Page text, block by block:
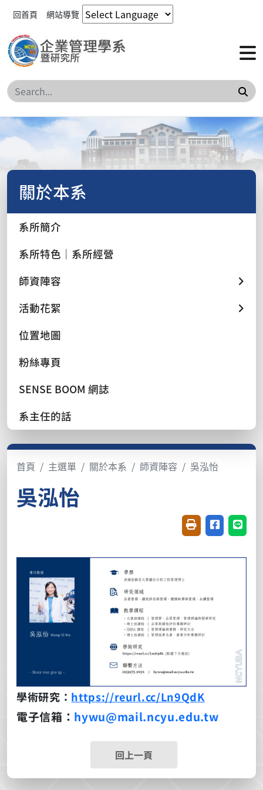
回首頁 網站導覽
搜
關於本系
系所簡介
系所特色｜系所經營
師資陣容
活動花絮
位置地圖
粉絲專頁
SENSE BOOM 網誌
系主任的話
首頁 主選單 關於本系 師資陣容 吳泓怡
吳泓怡
友善列印(開新視
分享至臉書
分享
學術研究： https://reurl.cc/Ln9QdK
電子信箱： hywu@mail.ncyu.edu.tw
回上一頁